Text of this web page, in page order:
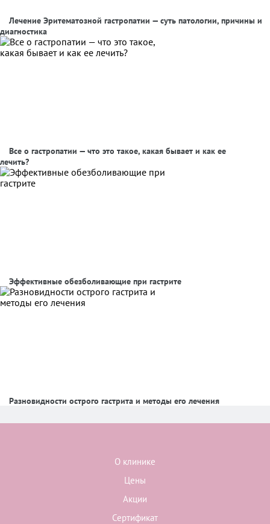
Лечение Эритематозной гастропатии — суть патологии, причины и
диагностика
Все о гастропатии — что это такое, какая бывает и как ее
лечить?
Эффективные обезболивающие при гастрите
Разновидности острого гастрита и методы его лечения
О клинике
Цены
Акции
Сертификат